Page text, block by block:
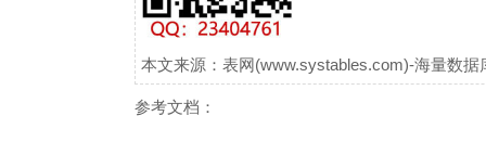
本文来源：表网(www.systables.com)-海量数
参考文档：